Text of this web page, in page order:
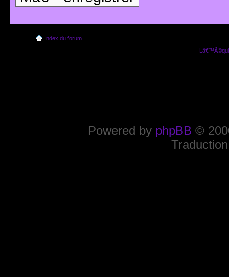
Index du forum
Powered by phpBB ©